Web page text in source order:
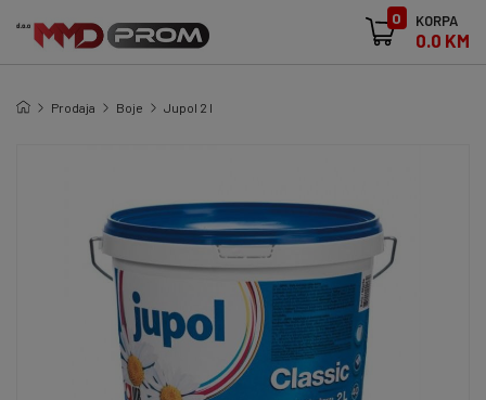
0 KORPA
0.0 KM
Prodaja Boje Jupol 2 l